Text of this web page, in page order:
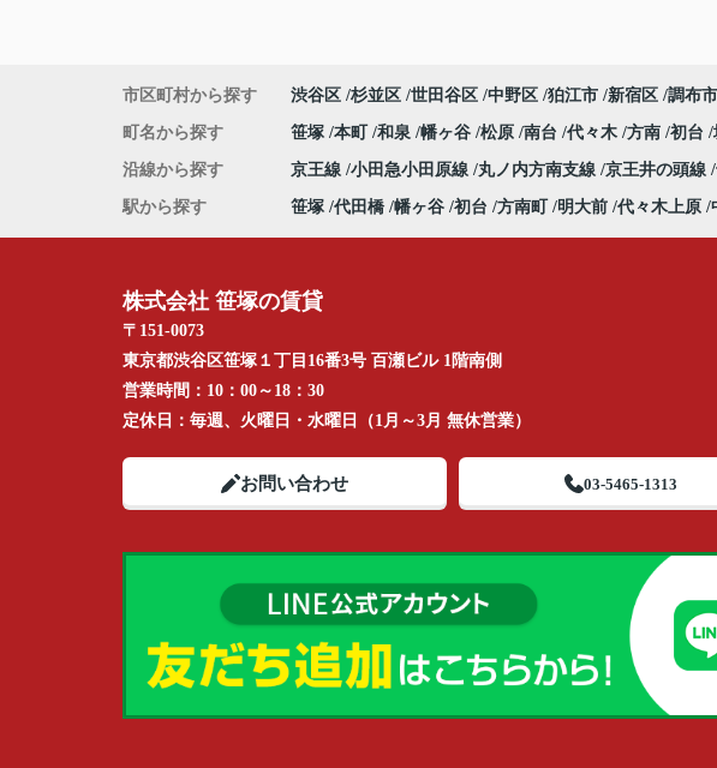
市区町村から探す 渋谷区 杉並区 世田谷区 中野区 狛江市 新宿区 調布市
町名から探す 笹塚 本町 和泉 幡ヶ谷 松原 南台 代々木 方南 初台
沿線から探す 京王線 小田急小田原線 丸ノ内方南支線 京王井の頭線
駅から探す 笹塚 代田橋 幡ヶ谷 初台 方南町 明大前 代々木上原
株式会社 笹塚の賃貸
〒151-0073
東京都渋谷区笹塚１丁目16番3号 百瀬ビル 1階南側
営業時間： 10：00～18：30
定休日： 毎週、火曜日・水曜日（1月～3月 無休営業）
お問い合わせ 03-5465-1313